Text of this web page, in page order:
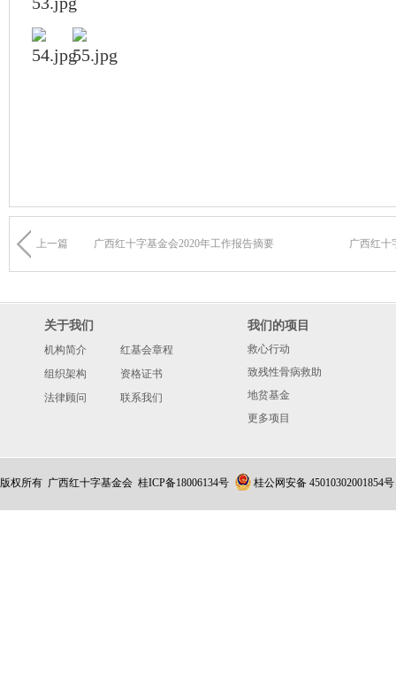
上一篇 广西红十字基金会2020年工作报告摘要 广西红十
关于我们
机构简介
红基会章程
组织架构
资格证书
法律顾问
联系我们
我们的项目
救心行动
致残性骨病救助
地贫基金
更多项目
版权所有 广西红十字基金会 桂ICP备18006134号 桂公网安备 45010302001854号